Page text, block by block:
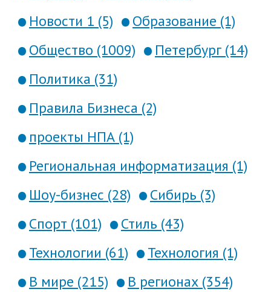
Новости 1 (5)
Образование (1)
Общество (1009)
Петербург (14)
Политика (31)
Правила Бизнеса (2)
проекты НПА (1)
Региональная информатизация (1)
Шоу-бизнес (28)
Сибирь (3)
Спорт (101)
Стиль (43)
Технологии (61)
Технология (1)
В мире (215)
В регионах (354)